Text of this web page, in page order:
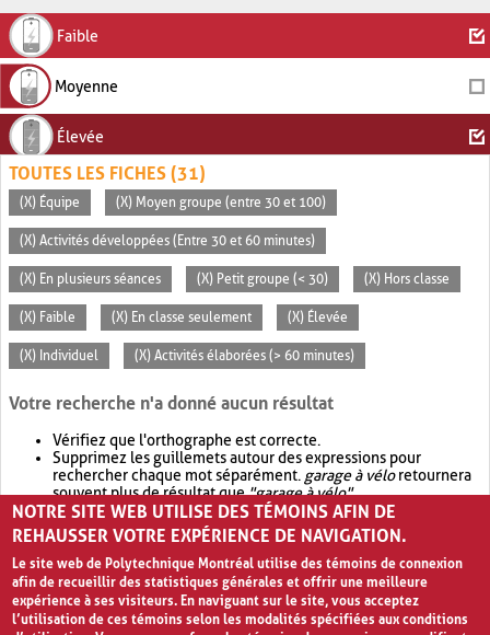
Faible
Moyenne
Élevée
TOUTES LES FICHES (31)
(X) Équipe (X) Moyen groupe (entre 30 et 100)
(X) Activités développées (Entre 30 et 60 minutes)
(X) En plusieurs séances (X) Petit groupe (< 30) (X) Hors classe
(X) Faible (X) En classe seulement (X) Élevée
(X) Individuel (X) Activités élaborées (> 60 minutes)
Votre recherche n'a donné aucun résultat
Vérifiez que l'orthographe est correcte.
Supprimez les guillemets autour des expressions pour
rechercher chaque mot séparément. garage à véloretournera
souvent plus de résultat que"garage à vélo".
Envisagez d'élargir votre recherche avec OR.garage OR vélo
retournera souvent plus de résultat quegarage à vélo
NOTRE SITE WEB UTILISE DES TÉMOINS AFIN DE
REHAUSSER VOTRE EXPÉRIENCE DE NAVIGATION.
Le site web de Polytechnique Montréal utilise des témoins de connexion
afin de recueillir des statistiques générales et offrir une meilleure
expérience à ses visiteurs. En naviguant sur le site, vous acceptez
l’utilisation de ces témoins selon les modalités spécifiées aux conditions